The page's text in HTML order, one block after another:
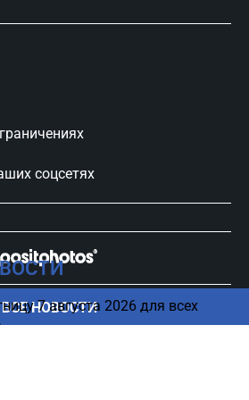
7 августа 2026 для всех
ВСЕ НОВОСТИ
соцсетях
права защищены